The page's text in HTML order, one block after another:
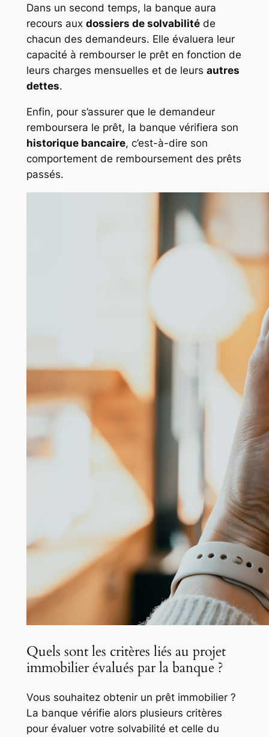
Dans un second temps, la banque aura
recours aux dossiers de solvabilitéde
chacun des demandeurs. Elle évaluera leur
capacité à rembourser le prêt en fonction de
leurs charges mensuelles et de leurs autres
dettes.
Enfin, pour s’assurer que le demandeur
remboursera le prêt, la banque vérifiera son
historique bancaire, c’est-à-dire son
comportement de remboursement des prêts
passés.
Quels sont les critères liés au projet
immobilier évalués par la banque ?
Vous souhaitez obtenir un prêt immobilier ?
La banque vérifie alors plusieurs critères
pour évaluer votre solvabilité et celle du